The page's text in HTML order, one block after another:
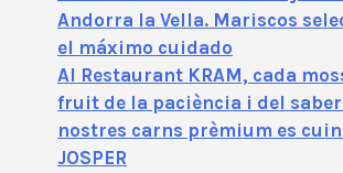
Andorra la Vella. Mariscos
el máximo cuidado
Al Restaurant KRAM, cada
fruit de la paciència i del saber
nostres carns prèmium es
JOSPER